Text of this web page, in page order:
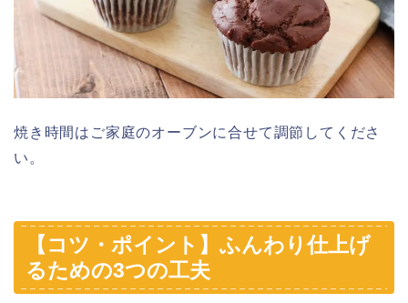
焼き時間はご家庭のオーブンに合せて調節してくださ
い。
【コツ・ポイント】ふんわり仕上げ
るための3つの工夫